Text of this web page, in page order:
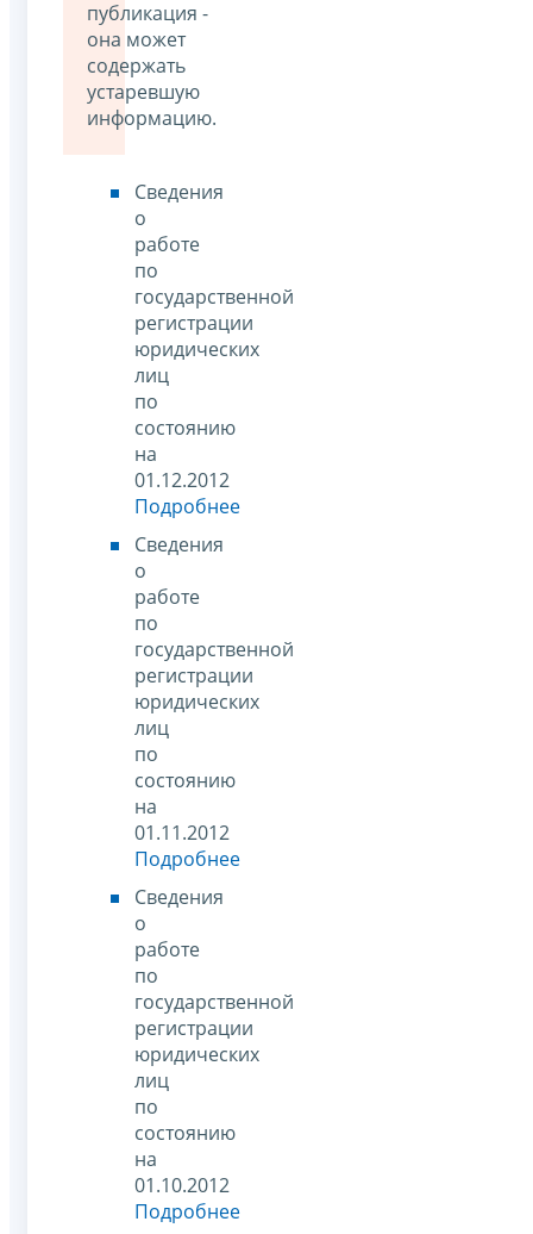
публикация -
она может
содержать
устаревшую
информацию.
Сведения
о
работе
по
государственной
регистрации
юридических
лиц
по
состоянию
на
01.12.2012
Подробнее
Сведения
о
работе
по
государственной
регистрации
юридических
лиц
по
состоянию
на
01.11.2012
Подробнее
Сведения
о
работе
по
государственной
регистрации
юридических
лиц
по
состоянию
на
01.10.2012
Подробнее